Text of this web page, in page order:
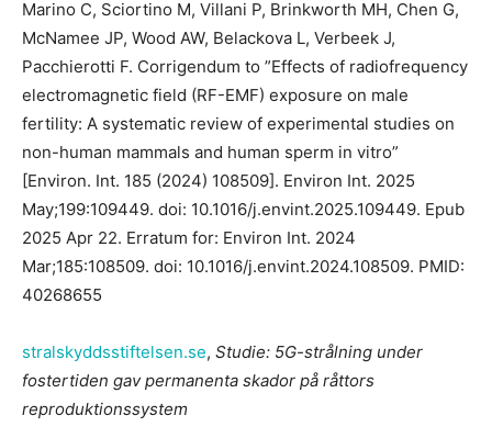
Marino C, Sciortino M, Villani P, Brinkworth MH, Chen G,
McNamee JP, Wood AW, Belackova L, Verbeek J,
Pacchierotti F. Corrigendum to ”Effects of radiofrequency
electromagnetic field (RF-EMF) exposure on male
fertility: A systematic review of experimental studies on
non-human mammals and human sperm in vitro”
[Environ. Int. 185 (2024) 108509]. Environ Int. 2025
May;199:109449. doi: 10.1016/j.envint.2025.109449. Epub
2025 Apr 22. Erratum for: Environ Int. 2024
Mar;185:108509. doi: 10.1016/j.envint.2024.108509. PMID:
40268655
stralskyddsstiftelsen.se, Studie: 5G-strålning under
fostertiden gav permanenta skador på råttors
reproduktionssystem